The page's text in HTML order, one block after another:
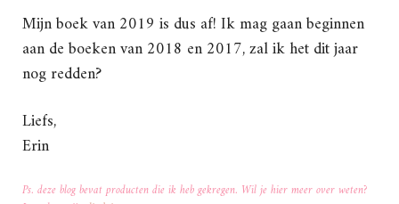
Mijn boek van 2019 is dus af! Ik mag gaan beginnen
aan de boeken van 2018 en 2017, zal ik het dit jaar
nog redden?
Liefs,
Erin
Ps. deze blog bevat producten die ik heb gekregen. Wil je hier meer over weten?